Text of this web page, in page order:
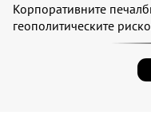
Корпоративните
геополитическите